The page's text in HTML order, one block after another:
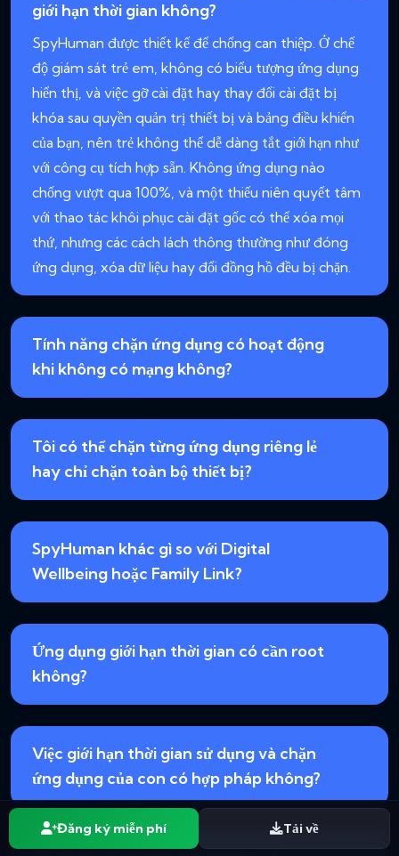
giới hạn thời gian không?
SpyHuman được thiết kế để chống can thiệp. Ở chế
độ giám sát trẻ em, không có biểu tượng ứng dụng
hiển thị, và việc gỡ cài đặt hay thay đổi cài đặt bị
khóa sau quyền quản trị thiết bị và bảng điều khiển
của bạn, nên trẻ không thể dễ dàng tắt giới hạn như
với công cụ tích hợp sẵn. Không ứng dụng nào
chống vượt qua 100%, và một thiếu niên quyết tâm
với thao tác khôi phục cài đặt gốc có thể xóa mọi
thứ, nhưng các cách lách thông thường như đóng
ứng dụng, xóa dữ liệu hay đổi đồng hồ đều bị chặn.
Tính năng chặn ứng dụng có hoạt động
khi không có mạng không?
Tôi có thể chặn từng ứng dụng riêng lẻ
hay chỉ chặn toàn bộ thiết bị?
SpyHuman khác gì so với Digital
Wellbeing hoặc Family Link?
Ứng dụng giới hạn thời gian có cần root
không?
Việc giới hạn thời gian sử dụng và chặn
ứng dụng của con có hợp pháp không?
Đăng ký miễn phí Tải về